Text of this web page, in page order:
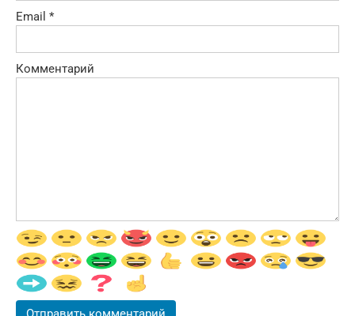
Email *
Комментарий